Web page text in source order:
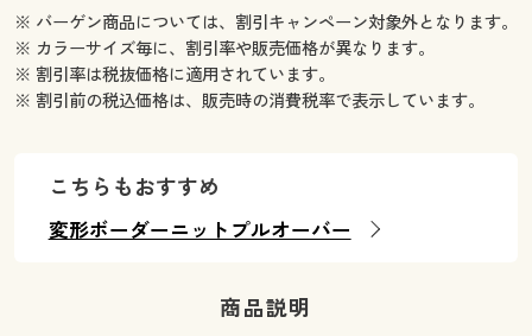
※ バーゲン商品については、割引キャンペーン対象外となります。
※ カラーサイズ毎に、割引率や販売価格が異なります。
※ 割引率は税抜価格に適用されています。
※ 割引前の税込価格は、販売時の消費税率で表示しています。
こちらもおすすめ
変形ボーダーニットプルオーバー
商品説明